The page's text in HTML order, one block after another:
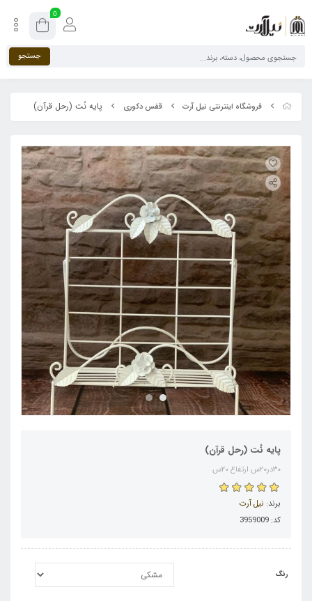
0
جستجو
فروشگاه اینترنتی نیل آرت قفس دکوری پایه نُت (رحل قرآن)
پایه نُت (رحل قرآن)
۳۰در۲۰س ارتفاع ۲۰س
برند: نیل آرت
کد: 3959009
رنگ